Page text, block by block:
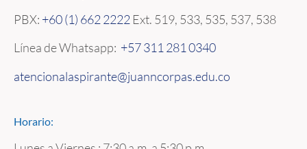
PBX: +60 (1) 662 2222 Ext. 519, 533, 535, 537, 538
Línea de Whatsapp: +57 311 281 0340
atencionalaspirante@juanncorpas.edu.co
Horario: